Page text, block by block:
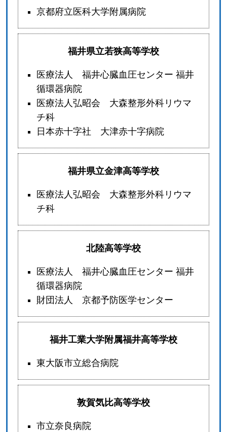
京都府立医科大学附属病院
福井県立若狭高等学校
医療法人 福井心臓血圧センター 福井
循環器病院
医療法人弘昭会 大森整形外科リウマ
チ科
日本赤十字社 大津赤十字病院
福井県立金津高等学校
医療法人弘昭会 大森整形外科リウマ
チ科
北陸高等学校
医療法人 福井心臓血圧センター 福井
循環器病院
財団法人 京都予防医学センター
福井工業大学附属福井高等学校
東大阪市立総合病院
敦賀気比高等学校
市立奈良病院